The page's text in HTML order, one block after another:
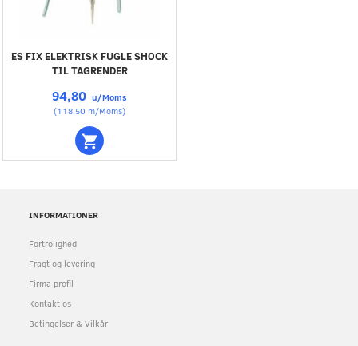
ES FIX ELEKTRISK FUGLE SHOCK
TIL TAGRENDER
94,80 u/Moms
(118,50 m/Moms)
INFORMATIONER
Fortrolighed
Fragt og levering
Firma profil
Kontakt os
Betingelser & Vilkår